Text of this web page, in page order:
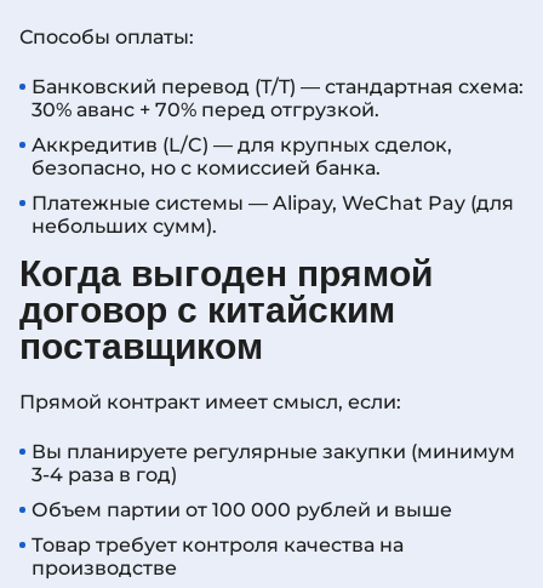
Способы оплаты:
Банковский перевод (T/T) — стандартная схема:
30% аванс + 70% перед отгрузкой.
Аккредитив (L/C) — для крупных сделок,
безопасно, но с комиссией банка.
Платежные системы — Alipay, WeChat Pay (для
небольших сумм).
Когда выгоден прямой
договор с китайским
поставщиком
Прямой контракт имеет смысл, если:
Вы планируете регулярные закупки (минимум
3-4 раза в год)
Объем партии от 100 000 рублей и выше
Товар требует контроля качества на
производстве